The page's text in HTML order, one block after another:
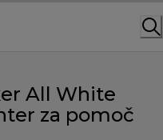
All White
za pomoč